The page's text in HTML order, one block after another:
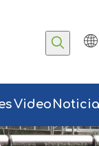
Video